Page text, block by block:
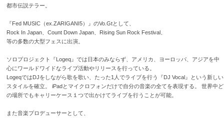
都市伝説テラー。
『Fed MUSIC（ex.ZARIGANI5）』のVo.Gtとして、
Rock In Japan、Count Down Japan、Rising Sun Rock Festival、
等の多数の大型フェスに出演。
ソロプロジェクト『Logeq』では日本のみならず、アメリカ、ヨーロッパ、アジアを中
心にワールドワイドなライブ活動やリリースを行っている。
LogeqではDJをしながら歌を歌い、たった1人でライブを行う『DJ Vocal』という新しい
スタイルを確立。 iPadとマイクロフォンだけで自分の音楽の全てを表現する。 世界中ど
の場所でもキャリーケース１つで出かけてライブを行うことが可能。
また音楽プロデューサーとして、